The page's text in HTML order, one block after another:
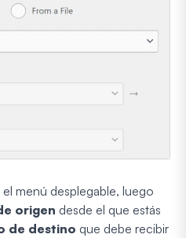
menú desplegable, luego
origen desde el que estás
de destino que debe recibir